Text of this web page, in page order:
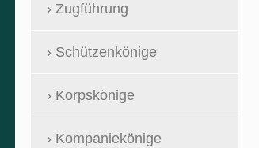
Zugführung
Schützenkönige
Korpskönige
Kompaniekönige